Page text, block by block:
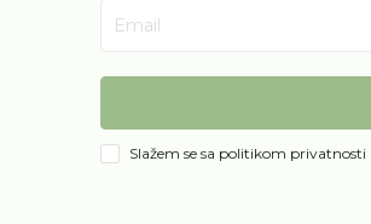
Email
Slažem se sa politikom privatnosti